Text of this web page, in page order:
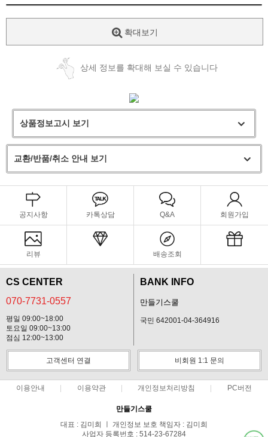
확대보기
상세 정보를 확대해 보실 수 있습니다
상품정보고시 보기
교환/반품/취소 안내 보기
공지사항 카톡상담 Q&A 회원가입
리뷰 배송조회
CS CENTER
070-7731-0557
평일 09:00~18:00
토요일 09:00~13:00
점심 12:00~13:00
BANK INFO
만들기스쿨
국민 642001-04-364916
고객센터 연결 비회원 1:1 문의
이용안내 이용약관 개인정보처리방침 PC버전
만들기스쿨
대표 : 김미희 ㅣ 개인정보 보호 책임자 : 김미희
사업자 등록번호 : 514-23-67284